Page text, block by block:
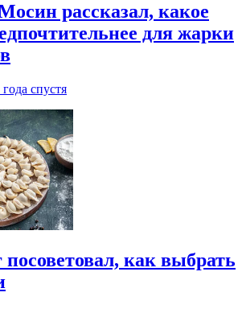
рассказал, какое
для жарки
года спустя
посоветовал, как выбрать